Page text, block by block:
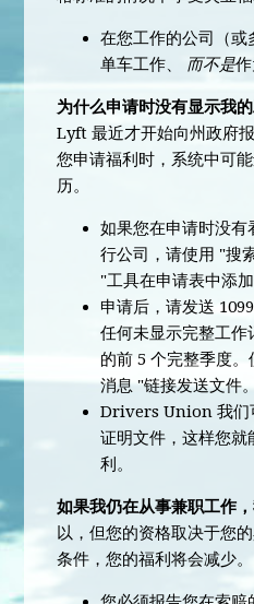
在您工作的公司（
单车工作、 而不是
为什么申请时没有显示我
Lyft 最近才开始向州政府
您申请福利时，系统中可
历。
如果您在申请时没有
行公司，请使用 "搜
"工具在申请表中添
申请后，请发送
任何未显示完整工
的前 5 个完整季度
消息 "链接发送文件。
Drivers Union 我们
证明文件，这样您就
利。
如果我仍在从事兼职工作
以，但您的资格取决于您
条件，您的福利将会减少。